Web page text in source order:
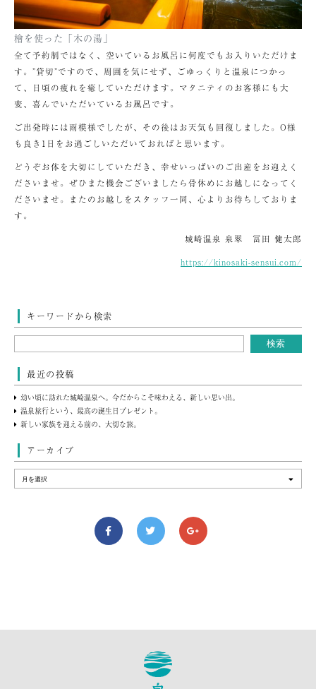
檜を使った「木の湯」
全て予約制ではなく、空いているお風呂に何度でもお入りいただけま
す。”貸切”ですので、周囲を気にせず、ごゆっくりと温泉につかっ
て、日頃の疲れを癒していただけます。マタニティのお客様にも大
変、喜んでいただいているお風呂です。
ご出発時には雨模様でしたが、その後はお天気も回復しました。O様
も良き1日をお過ごしいただいておればと思います。
どうぞお体を大切にしていただき、幸せいっぱいのご出産をお迎えく
ださいませ。ぜひまた機会ございましたら骨休めにお越しになってく
ださいませ。またのお越しをスタッフ一同、心よりお待ちしておりま
す。
城崎温泉 泉翠 冨田 健太郎
https://kinosaki-sensui.com/
キーワードから検索
最近の投稿
幼い頃に訪れた城崎温泉へ。今だからこそ味わえる、新しい思い出。
温泉旅行という、最高の誕生日プレゼント。
新しい家族を迎える前の、大切な旅。
アーカイブ